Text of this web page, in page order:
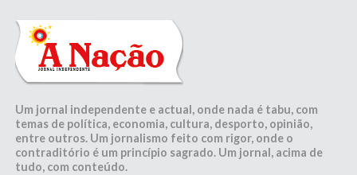
Um jornal independente e actual, onde nada é tabu, com
temas de política, economia, cultura, desporto, opinião,
entre outros. Um jornalismo feito com rigor, onde o
contraditório é um princípio sagrado. Um jornal, acima de
tudo, com conteúdo.